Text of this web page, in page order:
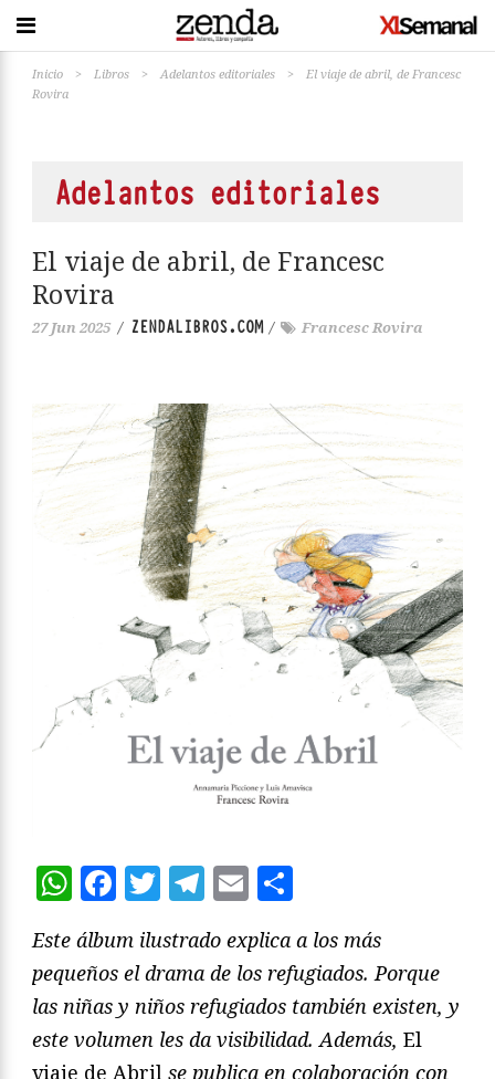
Inicio > Libros > Adelantos editoriales >
El viaje de abril, de Francesc
Rovira
Adelantos editoriales
El viaje de abril, de Francesc
Rovira
27 Jun 2025 / ZENDALIBROS.COM/ Francesc Rovira
WhatsApp
Facebook
Twitter
Telegram
Email
Este álbum ilustrado explica a los más
pequeños el drama de los refugiados. Porque
las niñas y niños refugiados también existen, y
este volumen les da visibilidad. Además, El
viaje de Abril se publica en colaboración con